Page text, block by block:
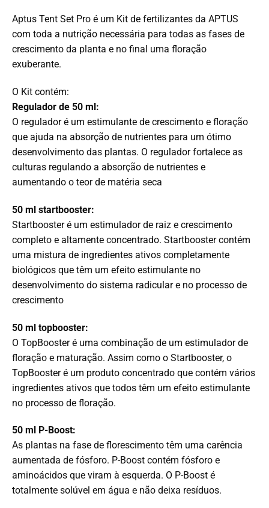
Aptus Tent Set Pro é um Kit de fertilizantes da APTUS
com toda a nutrição necessária para todas as fases de
crescimento da planta e no final uma floração
exuberante.
O Kit contém:
Regulador de 50 ml:
O regulador é um estimulante de crescimento e floração
que ajuda na absorção de nutrientes para um ótimo
desenvolvimento das plantas. O regulador fortalece as
culturas regulando a absorção de nutrientes e
aumentando o teor de matéria seca
50 ml startbooster:
Startbooster é um estimulador de raiz e crescimento
completo e altamente concentrado. Startbooster contém
uma mistura de ingredientes ativos completamente
biológicos que têm um efeito estimulante no
desenvolvimento do sistema radicular e no processo de
crescimento
50 ml topbooster:
O TopBooster é uma combinação de um estimulador de
floração e maturação. Assim como o Startbooster, o
TopBooster é um produto concentrado que contém vários
ingredientes ativos que todos têm um efeito estimulante
no processo de floração.
50 ml P-Boost:
As plantas na fase de florescimento têm uma carência
aumentada de fósforo. P-Boost contém fósforo e
aminoácidos que viram à esquerda. O P-Boost é
totalmente solúvel em água e não deixa resíduos.